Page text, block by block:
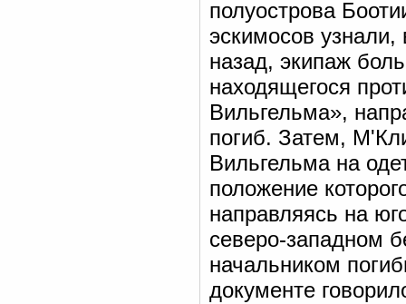
полуострова
эскимосов
назад, экипаж
находящегося
Вильгельма»,
погиб. Затем,
Вильгельма на
положение
направляясь на
северо-западном
начальником
документе